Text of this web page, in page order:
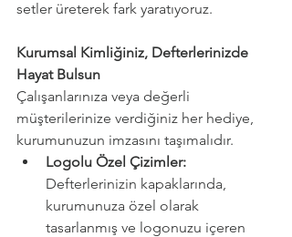
setler üreterek fark yaratıyoruz.
Kurumsal Kimliğiniz, Defterlerinizde
Hayat Bulsun
Çalışanlarınıza veya değerli
müşterilerinize verdiğiniz her hediye,
kurumunuzun imzasını taşımalıdır.
Logolu Özel Çizimler:
Defterlerinizin kapaklarında,
kurumunuza özel olarak
tasarlanmış ve logonuzu içeren